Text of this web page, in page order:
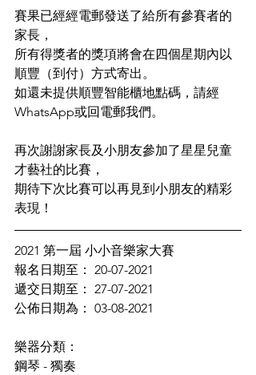
賽果已經經電郵發送了給所有參賽者的
家長，
所有得獎者的獎項將會在四個星期內以
順豐（到付）方式寄出。
如還未提供順豐智能櫃地點碼，請經
WhatsApp或回電郵我們。
再次謝謝家長及小朋友參加了星星兒童
才藝社的比賽，
期待下次比賽可以再見到小朋友的精彩
表現！
2021 第一屆 小小音樂家大賽
報名日期至： 20-07-2021
遞交日期至： 27-07-2021
公佈日期為： 03-08-2021
樂器分類：
鋼琴 - 獨奏